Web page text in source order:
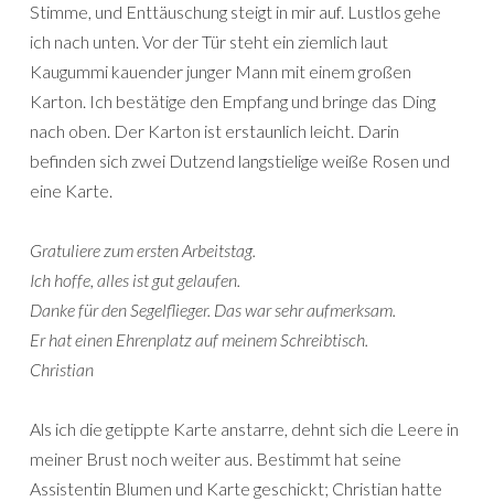
Stimme, und Enttäuschung steigt in mir auf. Lustlos gehe
ich nach unten. Vor der Tür steht ein ziemlich laut
Kaugummi kauender junger Mann mit einem großen
Karton. Ich bestätige den Empfang und bringe das Ding
nach oben. Der Karton ist erstaunlich leicht. Darin
befinden sich zwei Dutzend langstielige weiße Rosen und
eine Karte.
Gratuliere zum ersten Arbeitstag.
Ich hoffe, alles ist gut gelaufen.
Danke für den Segelflieger. Das war sehr aufmerksam.
Er hat einen Ehrenplatz auf meinem Schreibtisch.
Christian
Als ich die getippte Karte anstarre, dehnt sich die Leere in
meiner Brust noch weiter aus. Bestimmt hat seine
Assistentin Blumen und Karte geschickt; Christian hatte